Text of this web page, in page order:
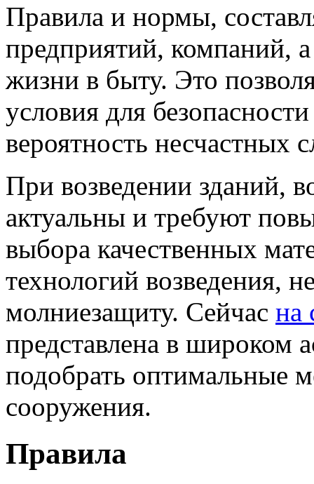
Правила и нормы,
предприятий, компаний,
жизни в быту. Это
условия для
вероятность несчастных
При возведении зданий,
актуальны и требуют
выбора качественных
технологий возведения,
молниезащиту. Сейчас на
представлена в широком
подобрать оптимальные
сооружения.
Правила